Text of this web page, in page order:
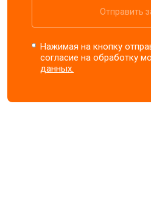
Отправить
Нажимая на кнопку
согласие на обработку
данных.